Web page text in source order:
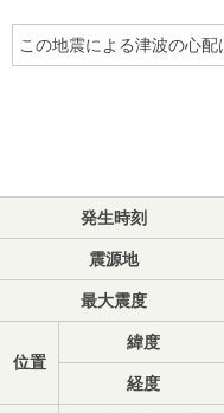
この地震による津波の心配
発生時刻
震源地
最大震度
位置
緯度
経度